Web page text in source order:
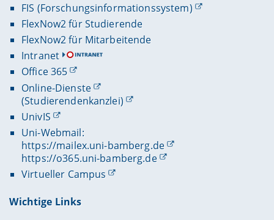
FIS (Forschungsinformationssystem)
FlexNow2 für Studierende
FlexNow2 für Mitarbeitende
Intranet
Office 365
Online-Dienste
(Studierendenkanzlei)
UnivIS
Uni-Webmail:
https://mailex.uni-bamberg.de
https://o365.uni-bamberg.de
Virtueller Campus
Wichtige Links